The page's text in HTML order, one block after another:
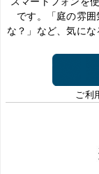
です。「庭の雰
な？」など、気に
ご利